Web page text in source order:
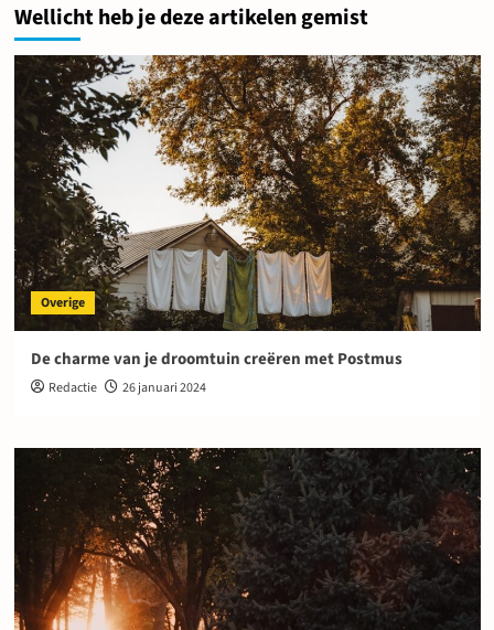
Wellicht heb je deze artikelen gemist
Overige
De charme van je droomtuin creëren met Postmus
Redactie 26 januari 2024